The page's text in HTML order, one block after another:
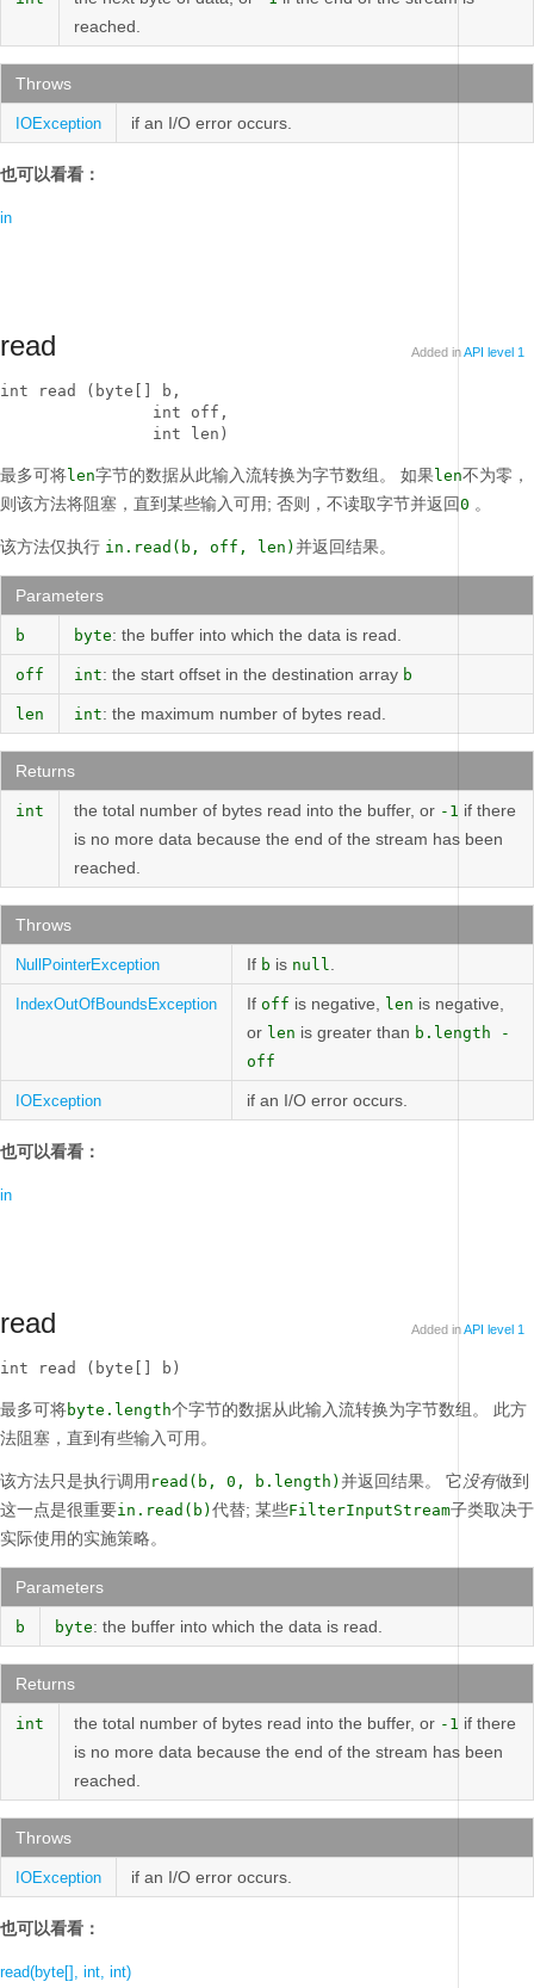
reached.
Throws
IOException if an I/O error occurs.
也可以看看：
in
read Added inAPI level 1
int read (byte[] b,
                int off,
                int len)
最多可将len字节的数据从此输入流转换为字节数组。 如果 len不为零，
则该方法将阻塞，直到某些输入可用; 否则，不读取字节并返回0 。
该方法仅执行 in.read(b, off, len) 并返回结果。
Parameters
b byte: the buffer into which the data is read.
off int: the start offset in the destination array b
len int: the maximum number of bytes read.
Returns
int the total number of bytes read into the buffer, or -1 if there
is no more data because the end of the stream has been
reached.
Throws
NullPointerException If b is null
IndexOutOfBoundsException If off is negative, len is negative,
or len is greater than b.length -
off
IOException if an I/O error occurs.
也可以看看：
in
read Added inAPI level 1
int read (byte[] b)
最多可将byte.length个字节的数据从此输入流转换为字节数组。
此方
法阻塞，直到有些输入可用。
该方法只是执行调用 read(b, 0, b.length) 并返回结果。 它没有做到
这一点是很重要in.read(b) 代替; 某些FilterInputStream子类取决于
实际使用的实施策略。
Parameters
b byte: the buffer into which the data is read.
Returns
int the total number of bytes read into the buffer, or -1 if there
is no more data because the end of the stream has been
reached.
Throws
IOException if an I/O error occurs.
也可以看看：
read(byte[], int, int)